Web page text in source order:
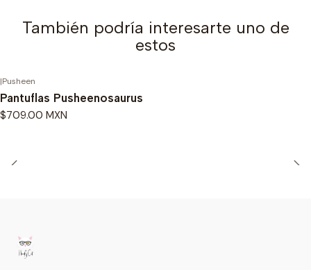
También podría interesarte uno de
estos
|Pusheen
Pantuflas Pusheenosaurus
$709.00 MXN